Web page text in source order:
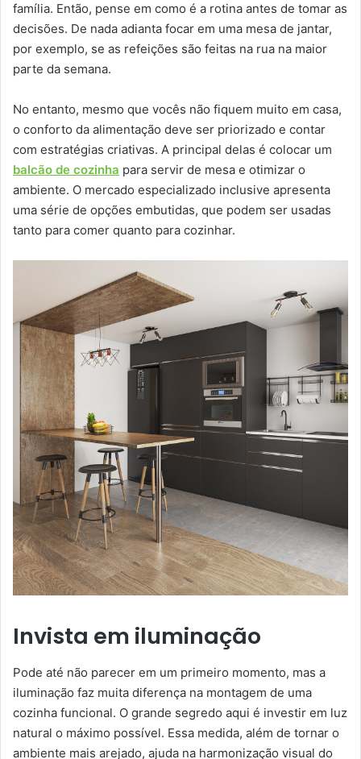
família. Então, pense em como é a rotina antes de tomar as
decisões. De nada adianta focar em uma mesa de jantar,
por exemplo, se as refeições são feitas na rua na maior
parte da semana.
No entanto, mesmo que vocês não fiquem muito em casa,
o conforto da alimentação deve ser priorizado e contar
com estratégias criativas. A principal delas é colocar um
balcão de cozinha para servir de mesa e otimizar o
ambiente. O mercado especializado inclusive apresenta
uma série de opções embutidas, que podem ser usadas
tanto para comer quanto para cozinhar.
Invista em iluminação
Pode até não parecer em um primeiro momento, mas a
iluminação faz muita diferença na montagem de uma
cozinha funcional. O grande segredo aqui é investir em luz
natural o máximo possível. Essa medida, além de tornar o
ambiente mais arejado, ajuda na harmonização visual do